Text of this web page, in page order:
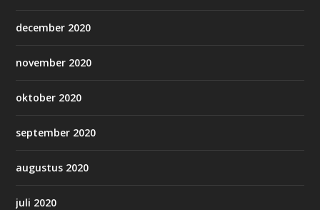
december 2020
november 2020
oktober 2020
september 2020
augustus 2020
juli 2020